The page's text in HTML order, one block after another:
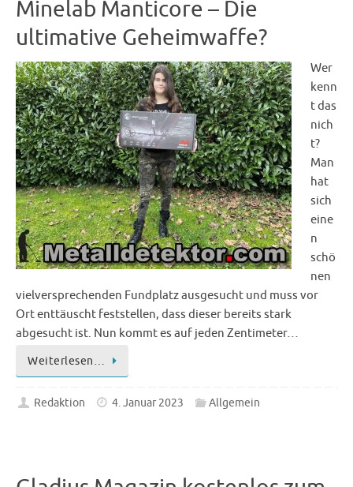
Minelab Manticore – Die
ultimative Geheimwaffe?
Wer
kenn
t das
nich
t?
Man
hat
sich
eine
n
schö
nen
vielversprechenden Fundplatz ausgesucht und muss vor
Ort enttäuscht feststellen, dass dieser bereits stark
abgesucht ist. Nun kommt es auf jeden Zentimeter…
Weiterlesen…
Redaktion 4. Januar 2023 Allgemein